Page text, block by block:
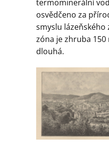
Kontakt
termominerální
osvědčeno za
smyslu lázeňského
zóna je zhruba 150
dlouhá.